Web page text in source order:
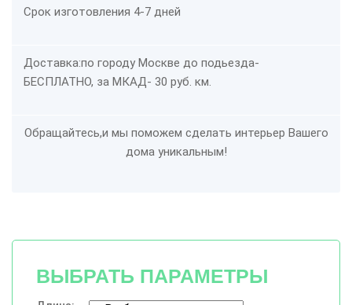
Срок изготовления 4-7 дней
Доставка:по городу Москве до подьезда-
БЕСПЛАТНО, за МКАД- 30 руб. км.
Обращайтесь,и мы поможем сделать интерьер Вашего
дома уникальным!
ВЫБРАТЬ ПАРАМЕТРЫ